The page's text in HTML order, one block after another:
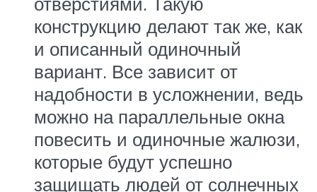
конструкцию делают так же, как
и описанный одиночный
вариант. Все зависит от
надобности в усложнении, ведь
можно на параллельные окна
повесить и одиночные жалюзи,
которые будут успешно
защищать людей от солнечных